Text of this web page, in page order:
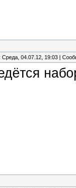
Среда, 04.07.12, 19:03 |